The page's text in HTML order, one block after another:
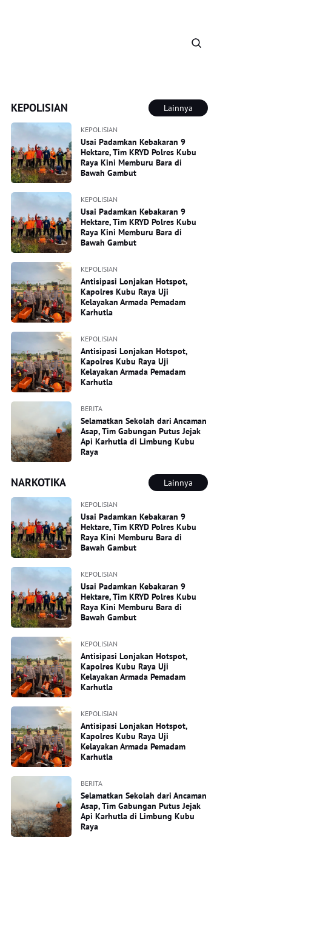
KEPOLISIAN Lainnya
KEPOLISIAN
Usai Padamkan Kebakaran 9
Hektare, Tim KRYD Polres Kubu
Raya Kini Memburu Bara di
Bawah Gambut
KEPOLISIAN
Usai Padamkan Kebakaran 9
Hektare, Tim KRYD Polres Kubu
Raya Kini Memburu Bara di
Bawah Gambut
KEPOLISIAN
Antisipasi Lonjakan Hotspot,
Kapolres Kubu Raya Uji
Kelayakan Armada Pemadam
Karhutla
KEPOLISIAN
Antisipasi Lonjakan Hotspot,
Kapolres Kubu Raya Uji
Kelayakan Armada Pemadam
Karhutla
BERITA
Selamatkan Sekolah dari Ancaman
Asap, Tim Gabungan Putus Jejak
Api Karhutla di Limbung Kubu
Raya
NARKOTIKA Lainnya
KEPOLISIAN
Usai Padamkan Kebakaran 9
Hektare, Tim KRYD Polres Kubu
Raya Kini Memburu Bara di
Bawah Gambut
KEPOLISIAN
Usai Padamkan Kebakaran 9
Hektare, Tim KRYD Polres Kubu
Raya Kini Memburu Bara di
Bawah Gambut
KEPOLISIAN
Antisipasi Lonjakan Hotspot,
Kapolres Kubu Raya Uji
Kelayakan Armada Pemadam
Karhutla
KEPOLISIAN
Antisipasi Lonjakan Hotspot,
Kapolres Kubu Raya Uji
Kelayakan Armada Pemadam
Karhutla
BERITA
Selamatkan Sekolah dari Ancaman
Asap, Tim Gabungan Putus Jejak
Api Karhutla di Limbung Kubu
Raya